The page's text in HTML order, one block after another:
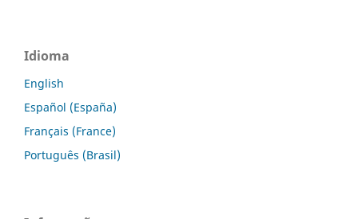
Idioma
English
Español (España)
Français (France)
Português (Brasil)